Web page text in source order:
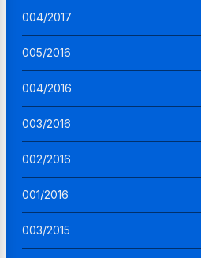
004/2017
005/2016
004/2016
003/2016
002/2016
001/2016
003/2015